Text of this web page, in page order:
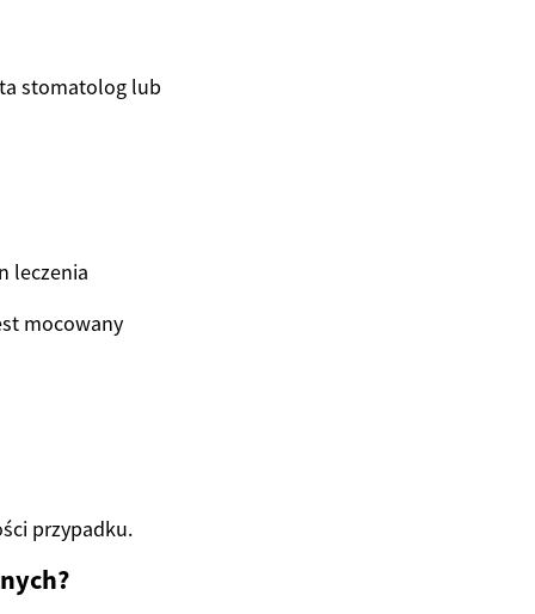
stomatolog lub
leczenia
mocowany
przypadku.